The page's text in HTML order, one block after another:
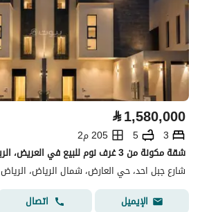
⃁1,580,000
3
5
205 م2
شقة مكونة من 3 غرف نوم للبيع في العريض، الرياض
شارع جبل احد، حي العارض، شمال الرياض، الرياض
الإيميل
اتصال